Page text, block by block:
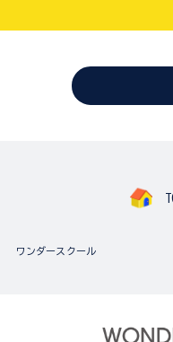
ワンダースクール